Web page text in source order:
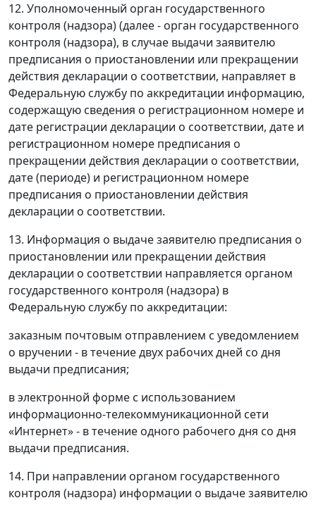
12. Уполномоченный орган государственного
контроля (надзора) (далее - орган государственного
контроля (надзора), в случае выдачи заявителю
предписания о приостановлении или прекращении
действия декларации о соответствии, направляет в
Федеральную службу по аккредитации информацию,
содержащую сведения о регистрационном номере и
дате регистрации декларации о соответствии, дате и
регистрационном номере предписания о
прекращении действия декларации о соответствии,
дате (периоде) и регистрационном номере
предписания о приостановлении действия
декларации о соответствии.
13. Информация о выдаче заявителю предписания о
приостановлении или прекращении действия
декларации о соответствии направляется органом
государственного контроля (надзора) в
Федеральную службу по аккредитации:
заказным почтовым отправлением с уведомлением
о вручении - в течение двух рабочих дней со дня
выдачи предписания;
в электронной форме с использованием
информационно-телекоммуникационной сети
«Интернет» - в течение одного рабочего дня со дня
выдачи предписания.
14. При направлении органом государственного
контроля (надзора) информации о выдаче заявителю